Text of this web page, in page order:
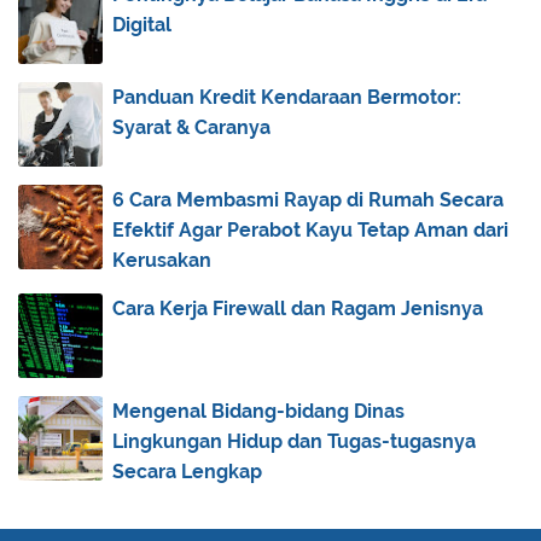
► 2012 (40)
▼ 2011
► December(6)
► November(18)
► July
► June(10)
▼ May
Mata Sehat dan Afiat
Kepada Mereka Para Pejuang
Pelajaran dari Umat Nabi Luth
My Beloved Bunda ... (Surat Untuk Bunda)
Mikul Dhuwur Mendhem Jero
Digital
Panduan Kredit Kendaraan Bermotor:
Syarat & Caranya
6 Cara Membasmi Rayap di Rumah Secara
Efektif Agar Perabot Kayu Tetap Aman dari
Kerusakan
Cara Kerja Firewall dan Ragam Jenisnya
Mengenal Bidang-bidang Dinas
Lingkungan Hidup dan Tugas-tugasnya
Secara Lengkap